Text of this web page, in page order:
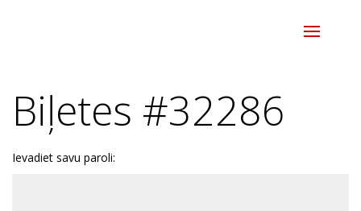
Biļetes #32286
Ievadiet savu paroli: